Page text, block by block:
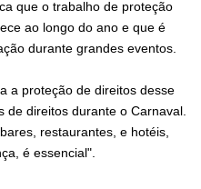
que o trabalho de proteção
ao longo do ano e que é
durante grandes eventos.
a proteção de direitos desse
de direitos durante o Carnaval.
restaurantes, e hotéis,
é essencial".